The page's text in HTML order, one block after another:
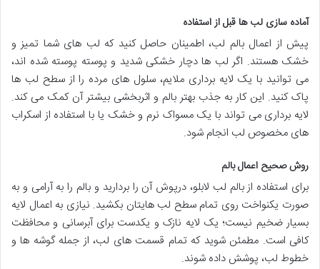
آماده سازی لب ها قبل از استفاده
پیش از اعمال بالم لب، اطمینان حاصل کنید که لب های شما تمیز و
خشک هستند. اگر لب ها دچار خشکی شدید و پوسته پوسته شده اند،
می توانید با یک لایه برداری ملایم، سلول های مرده را از سطح لب ها
پاک کنید. این کار به جذب بهتر بالم و اثربخشی بیشتر آن کمک می کند.
لایه برداری می تواند با یک مسواک نرم و خشک یا با استفاده از اسکراب
های مخصوص لب انجام شود.
روش صحیح اعمال بالم
برای استفاده از بالم لب لابلو، درپوش آن را بردارید و بالم را به آرامی و به
صورت یکنواخت روی تمام سطح لب هایتان بکشید. نیازی به اعمال لایه
بسیار ضخیم نیست؛ یک لایه نازک و یکدست برای آبرسانی و محافظت
کافی است. مطمئن شوید که تمام قسمت های لب، از جمله گوشه ها و
خطوط لب، پوشش داده شوند.